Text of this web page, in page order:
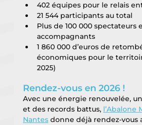
402 équipes pour le relais
21 544 participants au total
Plus de 100 000 spectateurs
accompagnants
1 860 000 d’euros de
économiques pour le
2025)
Rendez-vous en 2026 !
Avec une énergie renouvelée,
et des records battus, l’Abalone
Nantes donne déjà rendez-vous